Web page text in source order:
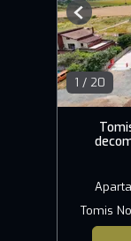
1 / 20
Previous
Tomis